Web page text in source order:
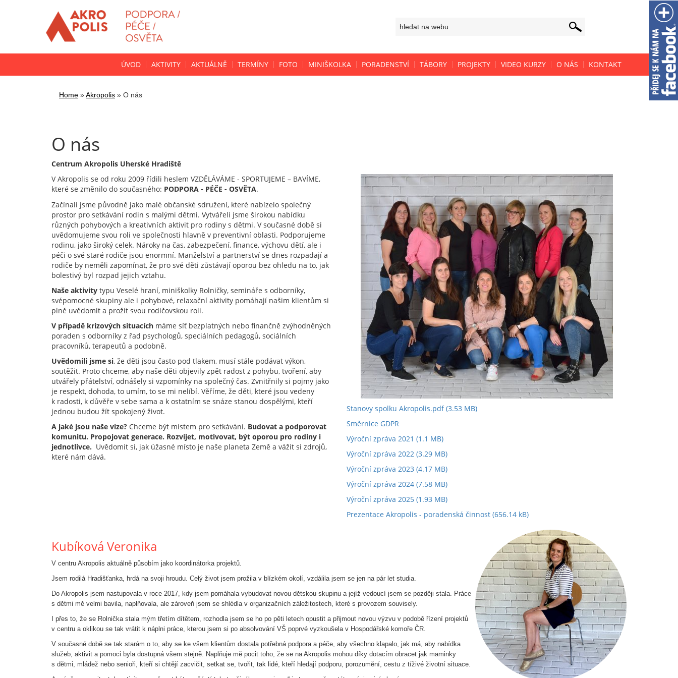
ÚVOD AKTIVITY AKTUÁLNĚ TERMÍNY FOTO MINIŠKOLKA PORADENSTVÍ TÁBORY PROJEKTY VIDEO KURZY O NÁS KONTAKT
Home »Akropolis » O nás
O nás
Centrum Akropolis Uherské Hradiště
V Akropolis se od roku 2009 řídili heslem VZDĚLÁVÁME - SPORTUJEME – BAVÍME,
které se změnilo do současného: PODPORA - PÉČE - OSVĚTA.
Začínali jsme původně jako malé občanské sdružení, které nabízelo společný
prostor pro setkávání rodin s malými dětmi. Vytvářeli jsme širokou nabídku
různých pohybových a kreativních aktivit pro rodiny s dětmi. V současné době si
uvědomujeme svou roli ve společnosti hlavně v preventivní oblasti. Podporujeme
rodinu, jako široký celek. Nároky na čas, zabezpečení, finance, výchovu dětí, ale i
péči o své staré rodiče jsou enormní. Manželství a partnerství se dnes rozpadají a
rodiče by neměli zapomínat, že pro své děti zůstávají oporou bez ohledu na to, jak
bolestivý byl rozpad jejich vztahu.
Naše aktivity typu Veselé hraní, miniškolky Rolničky, semináře s odborníky,
svépomocné skupiny ale i pohybové, relaxační aktivity pomáhají našim klientům si
plně uvědomit a prožít svou rodičovskou roli.
V případě krizových situacích máme síť bezplatných nebo finančně zvýhodněných
poraden s odborníky z řad psychologů, speciálních pedagogů, sociálních
pracovníků, terapeutů a podobně.
Uvědomili jsme si, že děti jsou často pod tlakem, musí stále podávat výkon,
soutěžit. Proto chceme, aby naše děti objevily zpět radost z pohybu, tvoření, aby
utvářely přátelství, odnášely si vzpomínky na společný čas. Zvnitřnily si pojmy jako
je respekt, dohoda, to umím, to se mi nelíbí. Věříme, že děti, které jsou vedeny
k radosti, k důvěře v sebe sama a k ostatním se snáze stanou dospělými, kteří
jednou budou žít spokojený život.
A jaké jsou naše vize? Chceme být místem pro setkávání. Budovat a podporovat
komunitu. Propojovat generace. Rozvíjet, motivovat, být oporou pro rodiny i
jednotlivce. Uvědomit si, jak úžasné místo je naše planeta Země a vážit si zdrojů,
které nám dává.
Stanovy spolku Akropolis.pdf(3.53 MB)
Směrnice GDPR
Výroční zpráva 2021 (1.1 MB)
Výroční zpráva 2022 (3.29 MB)
Výroční zpráva 2023 (4.17 MB)
Výroční zpráva 2024 (7.58 MB)
Výroční zpráva 2025 (1.93 MB)
Prezentace Akropolis - poradenská činnost (656.14 kB)
Kubíková Veronika
V centru Akropolis aktuálně působím jako koordinátorka projektů.
Jsem rodilá Hradišťanka, hrdá na svoji hroudu. Celý život jsem prožila v blízkém okolí, vzdálila jsem se jen na pár let studia.
Do Akropolis jsem nastupovala v roce 2017, kdy jsem pomáhala vybudovat novou dětskou skupinu a jejíž vedoucí jsem se později stala. Práce
s dětmi mě velmi bavila, naplňovala, ale zároveň jsem se shlédla v organizačních záležitostech, které s provozem souvisely.
I přes to, že se Rolnička stala mým třetím dítětem, rozhodla jsem se ho po pěti letech opustit a přijmout novou výzvu v podobě řízení projektů
v centru a oklikou se tak vrátit k náplni práce, kterou jsem si po absolvování VŠ poprvé vyzkoušela v Hospodářské komoře ČR.
V současné době se tak starám o to, aby se ke všem klientům dostala potřebná podpora a péče, aby všechno klapalo, jak má, aby nabídka
služeb, aktivit a pomoci byla dostupná všem stejně. Naplňuje mě pocit toho, že se na Akropolis mohou díky dotacím obracet jak maminky
s dětmi, mládež nebo senioři, kteří si chtějí zacvičit, setkat se, tvořit, tak lidé, kteří hledají podporu, porozumění, cestu z tíživé životní situace.